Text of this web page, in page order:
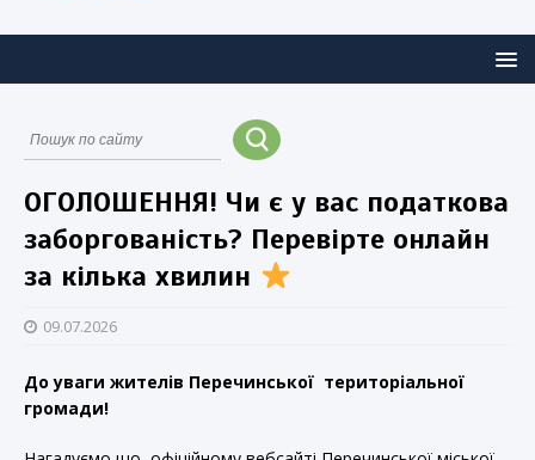
ОГОЛОШЕННЯ! Чи є у вас податкова
заборгованість? Перевірте онлайн
за кілька хвилин
09.07.2026
До уваги жителів Перечинської територіальної
громади!